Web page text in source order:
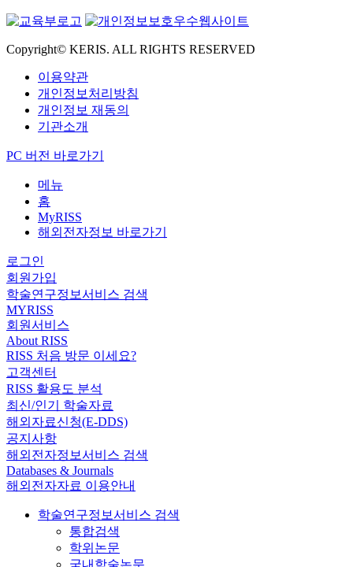
Copyright© KERIS. ALL RIGHTS RESERVED
이용약관
개인정보처리방침
개인정보 재동의
기관소개
PC 버전 바로가기
메뉴
홈
MyRISS
해외전자정보 바로가기
로그인
회원가입
학술연구정보서비스 검색
MYRISS
회원서비스
About RISS
RISS 처음 방문 이세요?
고객센터
RISS 활용도 분석
최신/인기 학술자료
해외자료신청(E-DDS)
공지사항
해외전자정보서비스 검색
Databases & Journals
해외전자자료 이용안내
학술연구정보서비스 검색
통합검색
학위논문
국내학술논문